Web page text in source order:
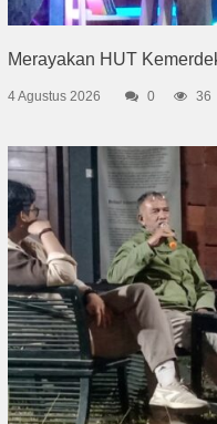
Merayakan HUT
4 Agustus 2026 0 36